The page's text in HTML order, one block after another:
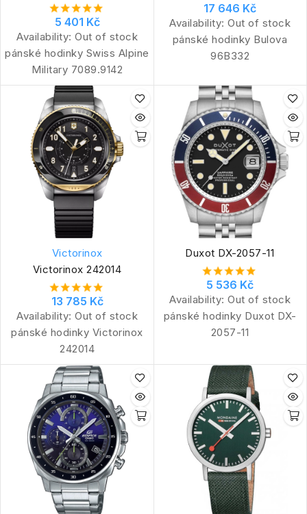
5 401 Kč
Availability: Out of stock
pánské hodinky Swiss Alpine
Military 7089.9142
17 646 Kč
Availability: Out of stock
pánské hodinky Bulova
96B332
Victorinox
Victorinox 242014
13 785 Kč
Availability: Out of stock
pánské hodinky Victorinox
242014
Duxot DX-2057-11
5 536 Kč
Availability: Out of stock
pánské hodinky Duxot DX-
2057-11